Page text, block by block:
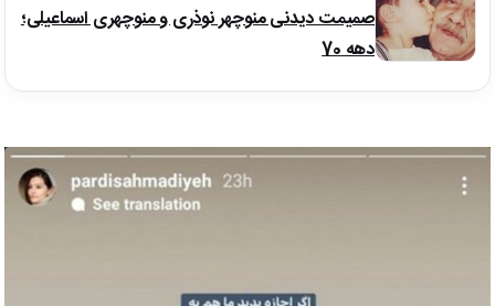
صمیمت دیدنی منوچهر نوذری و منوچهری اسماعیلی؛
دهه 70